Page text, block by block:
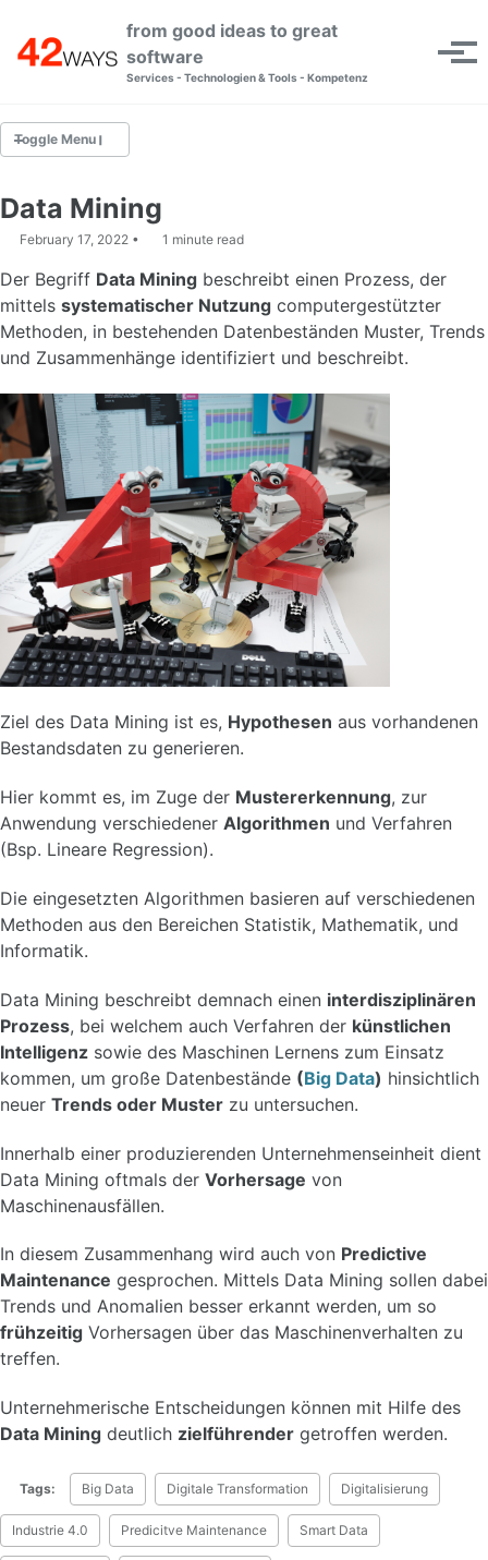
from good ideas to great
software
Services - Technologien & Tools - Kompetenz
Toggle
Toggle Menu
TIPPS & TRICKS
KONZEPTE
GLOSSAR
ARTIKEL-ARCHIV
Data Mining
February 17, 2022 1 minute read
Der Begriff Data Mining beschreibt einen Prozess, der
mittels systematischer Nutzung computergestützter
Methoden, in bestehenden Datenbeständen Muster, Trends
und Zusammenhänge identifiziert und beschreibt.
Ziel des Data Mining ist es, Hypothesen aus vorhandenen
Bestandsdaten zu generieren.
Hier kommt es, im Zuge der Mustererkennung, zur
Anwendung verschiedener Algorithmen und Verfahren
(Bsp. Lineare Regression).
Die eingesetzten Algorithmen basieren auf verschiedenen
Methoden aus den Bereichen Statistik, Mathematik, und
Informatik.
Data Mining beschreibt demnach einen interdisziplinären
Prozess, bei welchem auch Verfahren der künstlichen
Intelligenz sowie des Maschinen Lernens zum Einsatz
kommen, um große Datenbestände (Big Data) hinsichtlich
neuer Trends oder Muster zu untersuchen.
Innerhalb einer produzierenden Unternehmenseinheit dient
Data Mining oftmals der Vorhersage von
Maschinenausfällen.
In diesem Zusammenhang wird auch von Predictive
Maintenance gesprochen. Mittels Data Mining sollen dabei
Trends und Anomalien besser erkannt werden, um so
frühzeitig Vorhersagen über das Maschinenverhalten zu
treffen.
Unternehmerische Entscheidungen können mit Hilfe des
Data Mining deutlich zielführender getroffen werden.
Tags: Big Data Digitale Transformation Digitalisierung
Industrie 4.0 Predicitve Maintenance Smart Data